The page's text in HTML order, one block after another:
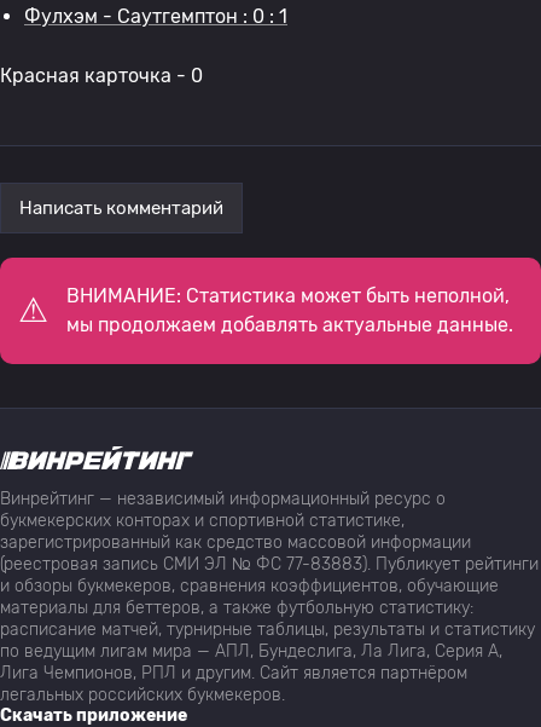
Фулхэм - Саутгемптон : 0 : 1
Красная карточка - 0
Написать комментарий
ВНИМАНИЕ: Статистика может быть неполной,
мы продолжаем добавлять актуальные данные.
Винрейтинг — независимый информационный ресурс о
букмекерских конторах и спортивной статистике,
зарегистрированный как средство массовой информации
(реестровая запись СМИ ЭЛ № ФС 77-83883). Публикует рейтинги
и обзоры букмекеров, сравнения коэффициентов, обучающие
материалы для беттеров, а также футбольную статистику:
расписание матчей, турнирные таблицы, результаты и статистику
по ведущим лигам мира — АПЛ, Бундеслига, Ла Лига, Серия А,
Лига Чемпионов, РПЛ и другим. Сайт является партнёром
легальных российских букмекеров.
Скачать приложение